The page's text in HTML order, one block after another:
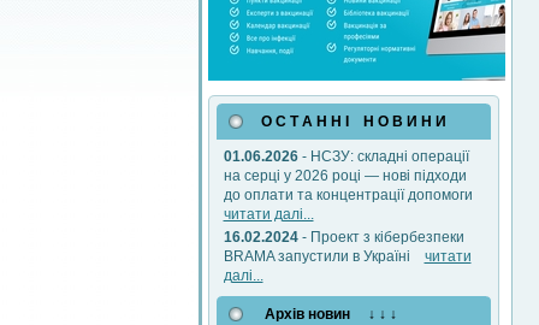
О С Т А Н Н І Н О В И Н И
01.06.2026- НСЗУ: складні операції
на серці у 2026 році — нові підходи
до оплати та концентрації допомоги
читати далі...
16.02.2024- Проект з кібербезпеки
BRAMA запустили в Україні читати
далі...
Архів новин ↓ ↓ ↓